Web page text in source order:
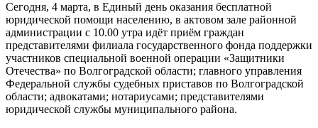
Сегодня, 4 марта, в Единый день оказания бесплатной
юридической помощи населению, в актовом зале районной
администрации с 10.00 утра идёт приём граждан
представителями филиала государственного фонда поддержки
участников специальной военной операции «Защитники
Отечества» по Волгоградской области; главного управления
Федеральной службы судебных приставов по Волгоградской
области; адвокатами; нотариусами; представителями
юридической службы муниципального района.